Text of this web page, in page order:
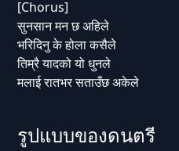
[Chorus]
सुनसान मन छ अहिले
भरिदिनु के होला कसैले
तिम्रै यादको यो धुनले
मलाई रातभर सताउँछ अकेले
รูปแบบของดนตรี